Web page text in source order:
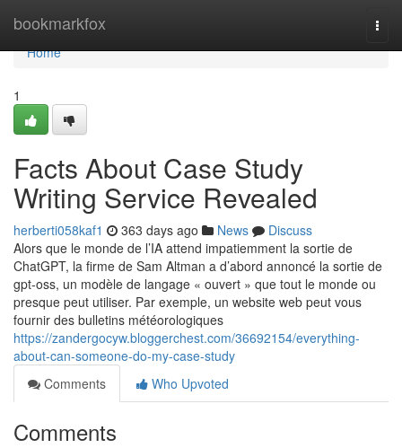
bookmarkfox
Home
Home
1
Facts About Case Study
Writing Service Revealed
herberti058kaf1 363 days ago News
Discuss
Alors que le monde de l’IA attend impatiemment la sortie de
ChatGPT, la firme de Sam Altman a d’abord annoncé la sortie de
gpt-oss, un modèle de langage « ouvert » que tout le monde ou
presque peut utiliser. Par exemple, un website web peut vous
fournir des bulletins météorologiques
https://zandergocyw.bloggerchest.com/36692154/everything-
about-can-someone-do-my-case-study
Comments
Who Upvoted
Comments